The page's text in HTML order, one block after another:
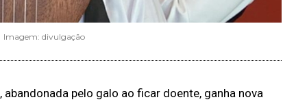
Imagem: divulgação
, abandonada pelo galo ao ficar doente, ganha nova